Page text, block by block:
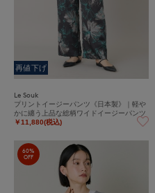
再値下げ
Le Souk
プリントイージーパンツ《日本製》｜軽や
かに纏う上品な総柄ワイドイージーパンツ
￥11,880(税込)
60%
OFF